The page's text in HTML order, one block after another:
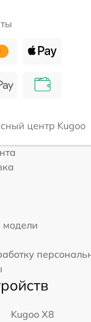
центр Kugoo
модели
Kugoo X8